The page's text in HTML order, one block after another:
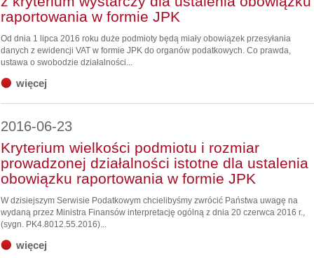
raportowania w formie JPK
Od dnia 1 lipca 2016 roku duże podmioty będą miały obowiązek przesyłania
danych z ewidencji VAT w formie JPK do organów podatkowych. Co prawda,
ustawa o swobodzie działalności...
więcej
2016-06-23
Kryterium wielkości podmiotu i rozmiar
prowadzonej działalności istotne dla ustalenia
obowiązku raportowania w formie JPK
W dzisiejszym Serwisie Podatkowym chcielibyśmy zwrócić Państwa uwagę na
wydaną przez Ministra Finansów interpretację ogólną z dnia 20 czerwca 2016 r.,
(sygn. PK4.8012.55.2016)...
więcej